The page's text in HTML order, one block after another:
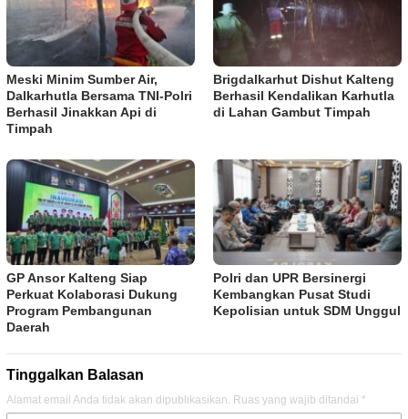
Meski Minim Sumber Air,
Dalkarhutla Bersama TNI-Polri
Berhasil Jinakkan Api di
Timpah
Brigdalkarhut Dishut Kalteng
Berhasil Kendalikan Karhutla
di Lahan Gambut Timpah
GP Ansor Kalteng Siap
Perkuat Kolaborasi Dukung
Program Pembangunan
Daerah
Polri dan UPR Bersinergi
Kembangkan Pusat Studi
Kepolisian untuk SDM Unggul
Tinggalkan Balasan
Alamat email Anda tidak akan dipublikasikan. Ruas yang wajib ditandai *